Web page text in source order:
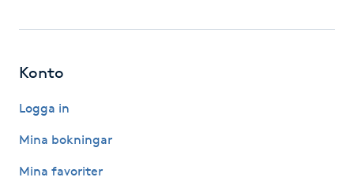
Föning
G
Gel naglar
Konto
Logga in
Mina bokningar
Mina favoriter